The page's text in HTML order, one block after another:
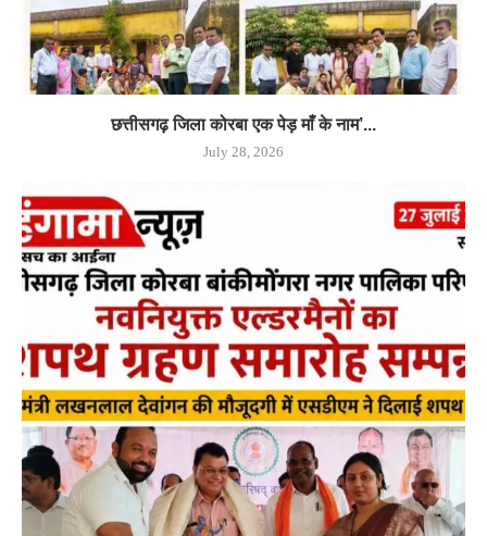
छत्तीसगढ़ जिला कोरबा एक पेड़ माँ के नाम’...
July 28, 2026